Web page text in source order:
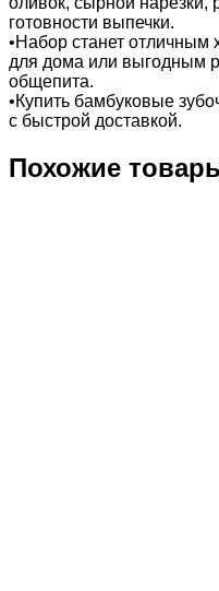
готовности выпечки.
•Набор станет отличным
для дома или выгодным
общепита.
•Купить бамбуковые
с быстрой доставкой.
Похожие